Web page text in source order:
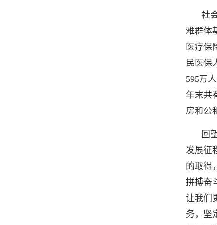
社
难群体
医疗保
民医保
595万
年末共
房和公
回
发展征
的取得
拼搏奋
让我们
务，坚